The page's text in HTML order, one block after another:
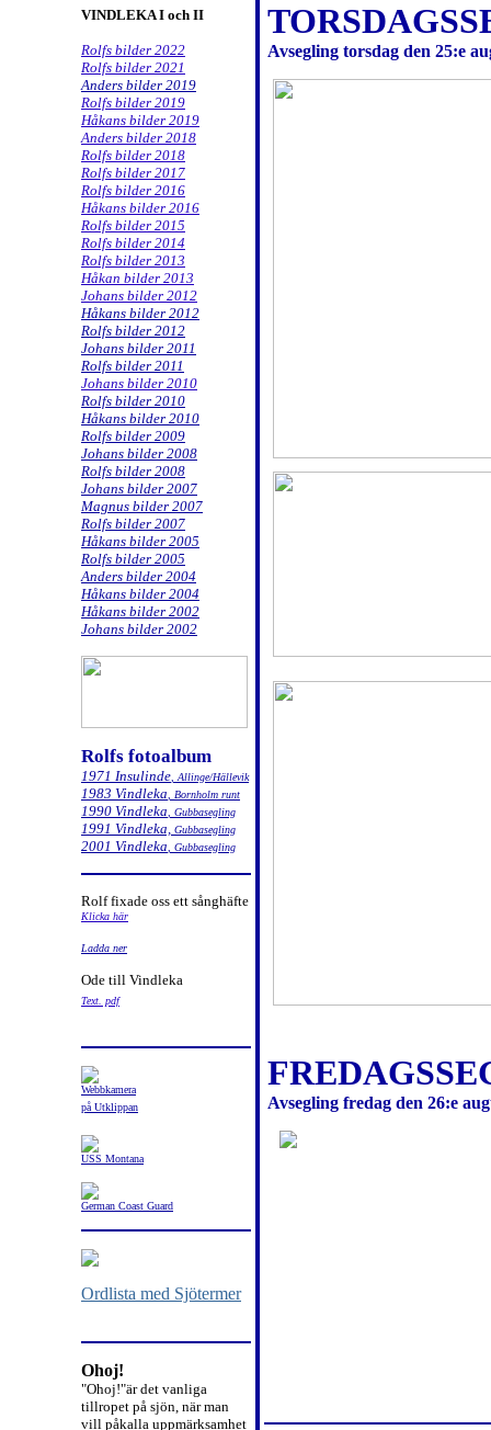
VINDLEKA I och II
Rolfs bilder 2022
Rolfs bilder 2021
Anders bilder 2019
Rolfs bilder 2019
Håkans bilder 2019
Anders bilder 2018
Rolfs bilder 2018
Rolfs bilder 2017
Rolfs bilder 2016
Håkans bilder 2016
Rolfs bilder 2015
Rolfs bilder 2014
Rolfs bilder 2013
Håkan bilder 2013
Johans bilder 2012
Håkans bilder 2012
Rolfs bilder 2012
Johans bilder 2011
Rolfs bilder 2011
Johans bilder 2010
Rolfs bilder 2010
Håkans bilder 2010
Rolfs bilder 2009
Johans bilder 2008
Rolfs bilder 2008
Johans bilder 2007
Magnus bilder 2007
Rolfs bilder 2007
Håkans bilder 2005
Rolfs bilder 2005
Anders bilder 2004
Håkans bilder 2004
Håkans bilder 2002
Johans bilder 2002
Rolfs fotoalbum
1971 Insulinde Allinge/Hällevik
1983 Vindleka , Bornholm runt
1990 Vindleka , Gubbasegling
1991 Vindleka, Gubbasegling
2001 Vindleka , Gubbasegling
Rolf fixade oss ett sånghäfte
Klicka här
Ladda ner
Ode till Vindleka
Text. pdf
Webbkamera
på Utklippan
USS Montana
German Coast Guard
Ordlista med Sjötermer
Ohoj!
"Ohoj!"är det vanliga
tillropet på sjön, när man
vill påkalla uppmärksamhet
Avsegling torsdag den 25:e
Avsegling fredag den 26:e